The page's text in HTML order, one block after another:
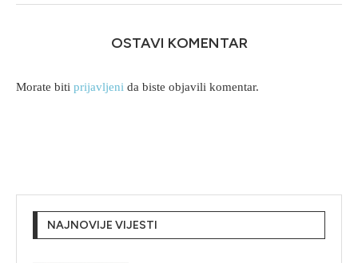
OSTAVI KOMENTAR
Morate biti prijavljeni da biste objavili komentar.
NAJNOVIJE VIJESTI